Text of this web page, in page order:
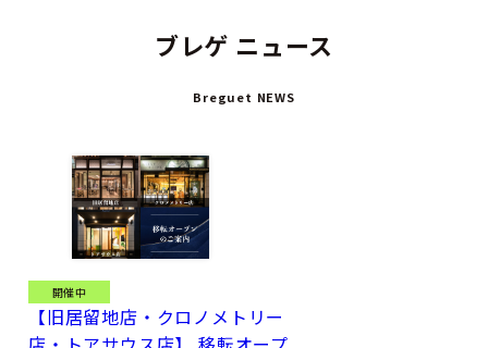
7255」。それは、ブレゲの遺産、革新、詩情のすべてが詰め込
まれたタイムピースであり、未来のコレクターズピースとして
ブレゲ ニュース
Breguet NEWS
開催中
【旧居留地店・クロノメトリー